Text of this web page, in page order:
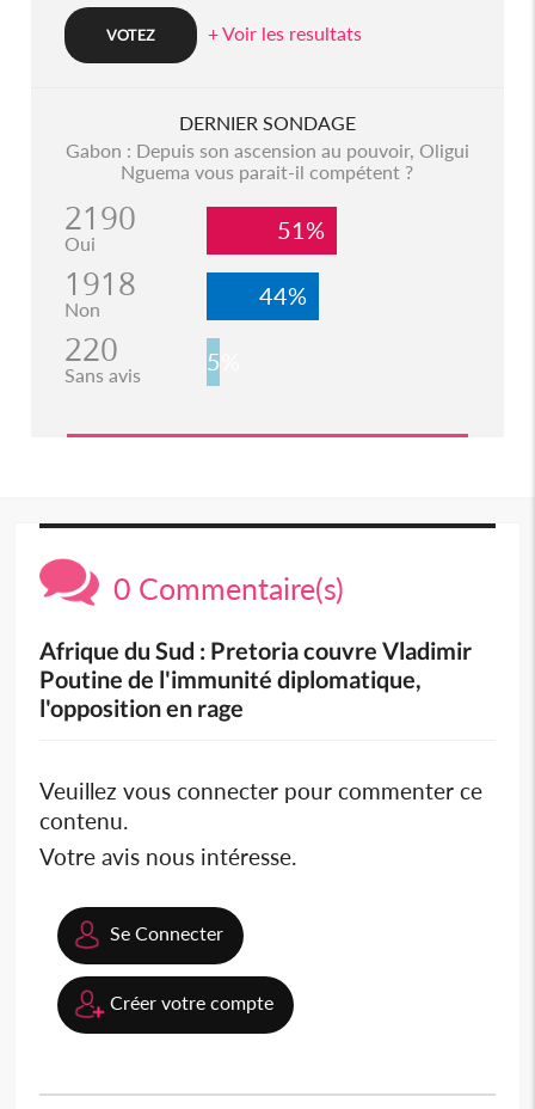
+ Voir les resultats
DERNIER SONDAGE
Gabon : Depuis son ascension au pouvoir, Oligui
Nguema vous parait-il compétent ?
2190
Oui 51%
1918
Non 44%
220
Sans avis 5%
0 Commentaire(s)
Afrique du Sud : Pretoria couvre Vladimir
Poutine de l'immunité diplomatique,
l'opposition en rage
Veuillez vous connecter pour commenter ce
contenu.
Votre avis nous intéresse.
Se Connecter
Créer votre compte